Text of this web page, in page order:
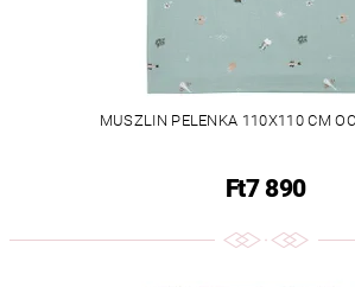
MUSZLIN PELENKA 110X110 CM
Ft7 890